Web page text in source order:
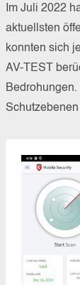
Im Juli 2022
aktuellsten
konnten sich
AV-TEST